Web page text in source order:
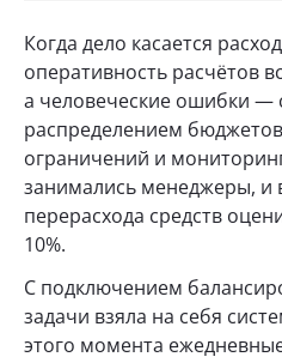
Когда дело касается
оперативность расчётов
а человеческие ошибки —
распределением
ограничений и
занимались менеджеры, и
перерасхода средств
10%.
С подключением
задачи взяла на себя
этого момента